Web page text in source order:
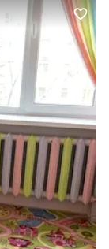
перевага
- спільний
центральні
поруч із
під вікнами.
міста (3-5 хв
Ціна: $79 000